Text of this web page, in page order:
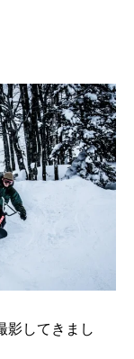
影してきまし